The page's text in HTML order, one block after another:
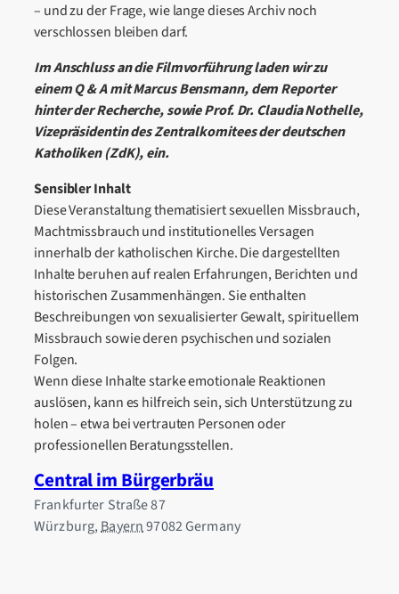
– und zu der Frage, wie lange dieses Archiv noch
verschlossen bleiben darf.
Im Anschluss an die Filmvorführung laden wir zu
einem Q & A mit Marcus Bensmann, dem Reporter
hinter der Recherche, sowie Prof. Dr. Claudia Nothelle,
Vizepräsidentin des Zentralkomitees der deutschen
Katholiken (ZdK), ein.
Sensibler Inhalt
Diese Veranstaltung thematisiert sexuellen Missbrauch,
Machtmissbrauch und institutionelles Versagen
innerhalb der katholischen Kirche. Die dargestellten
Inhalte beruhen auf realen Erfahrungen, Berichten und
historischen Zusammenhängen. Sie enthalten
Beschreibungen von sexualisierter Gewalt, spirituellem
Missbrauch sowie deren psychischen und sozialen
Folgen.
Wenn diese Inhalte starke emotionale Reaktionen
auslösen, kann es hilfreich sein, sich Unterstützung zu
holen – etwa bei vertrauten Personen oder
professionellen Beratungsstellen.
Central im Bürgerbräu
Frankfurter Straße 87
Würzburg,Bayern97082Germany